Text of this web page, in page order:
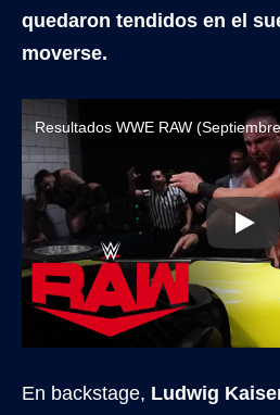
quedaron tendidos en el
moverse.
En backstage, Ludwig